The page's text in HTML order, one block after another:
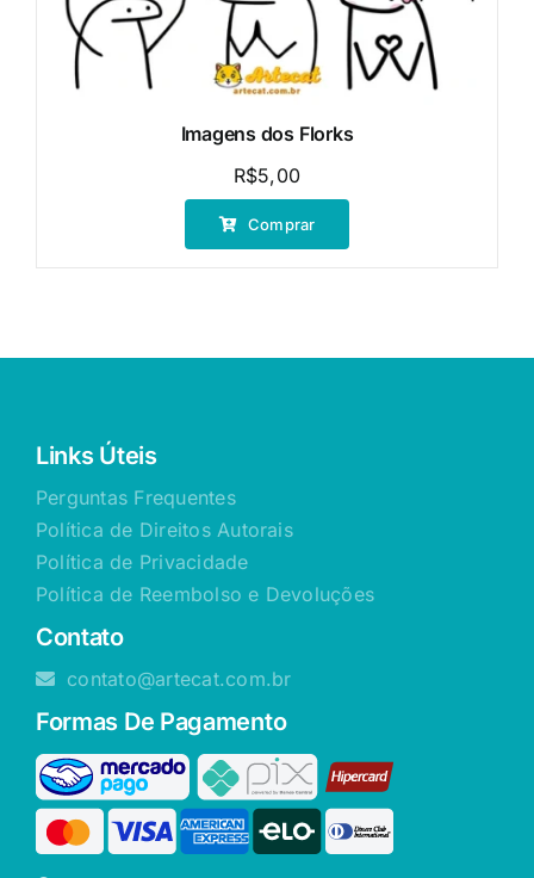
Imagens dos Florks
R$5,00
Comprar
Links Úteis
Perguntas Frequentes
Política de Direitos Autorais
Política de Privacidade
Política de Reembolso e Devoluções
Contato
contato@artecat.com.br
Formas De Pagamento